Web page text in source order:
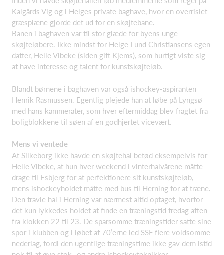
Kalgårds Vig og i Helges private baghave, hvor en overrislet
græsplæne gjorde det ud for en skøjtebane.
Banen i baghaven var til stor glæde for byens unge
skøjteløbere. Ikke mindst for Helge Lund Christiansens egen
datter, Helle Vibeke (siden gift Kjems), som hurtigt viste sig
at have interesse og talent for kunstskøjteløb.
Blandt børnene i baghaven var også ishockey-aspiranten
Henrik Rasmussen. Egentlig plejede han at løbe på Lyngsø
med hans kammerater, som hver eftermiddag blev fragtet fra
boligblokkene til søen af en godhjertet vicevært.
Mens vi ventede
At Silkeborg ikke havde en skøjtehal betød eksempelvis for
Helle Vibeke, at hun hver weekend i vinterhalvårene måtte
drage til Esbjerg for at perfektionere sit kunstskøjteløb,
mens ishockeyholdet måtte med bus til Herning for at træne.
Den travle hal i Herning var nærmest altid optaget, hvorfor
det kun lykkedes holdet at finde en træningstid fredag aften
fra klokken 22 til 23. De sparsomme træningstider satte sine
spor i klubben og i løbet af 70’erne led SSF flere voldsomme
nederlag, fordi den ugentlige træningstime ikke gav dem istid